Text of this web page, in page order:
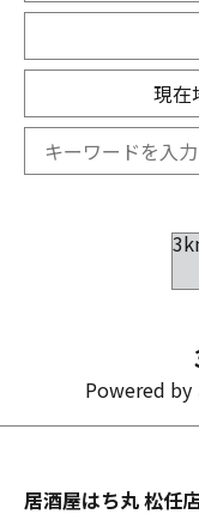
現在
Powered by
居酒屋はち丸 松任